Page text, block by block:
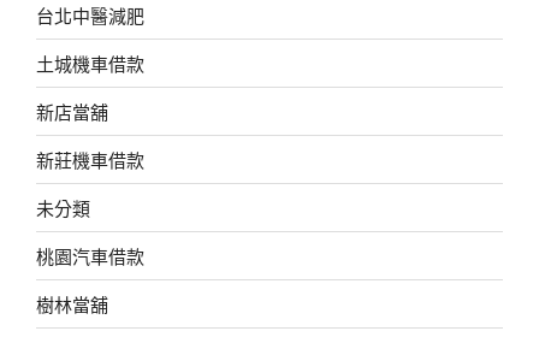
台北中醫減肥
土城機車借款
新店當舖
新莊機車借款
未分類
桃園汽車借款
樹林當舖